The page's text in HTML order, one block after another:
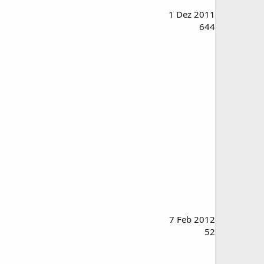
1 Dez 2011
644
7 Feb 2012
52